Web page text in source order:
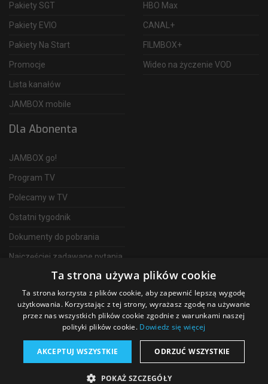
Pakiety SGT
Pakiety EVIO
Pakiety Na Start
Promocje
Lista kanałów
JAMBOX mobile
HBO Max
CANAL+
FILMBOX+
Wideo na życzenie VOD
Dla Abonenta
JAMBOX go!
Program TV
Polecamy w TV
Ostatni tygodnik
Dokumenty do pobrania
Najczęściej zadawane pytania
Telewizja Światłowodowa
2026 SGT Operator telewizji JAMBOX
Ta strona używa plików cookie
Ta strona korzysta z plików cookie, aby zapewnić lepszą wygodę
użytkowania. Korzystając z tej strony, wyrażasz zgodę na używanie
przez nas wszystkich plików cookie zgodnie z warunkami naszej
polityki plików cookie. Dowiedz się więcej
AKCEPTUJ WSZYSTKIE ODRZUĆ WSZYSTKIE
POKAŻ SZCZEGÓŁY